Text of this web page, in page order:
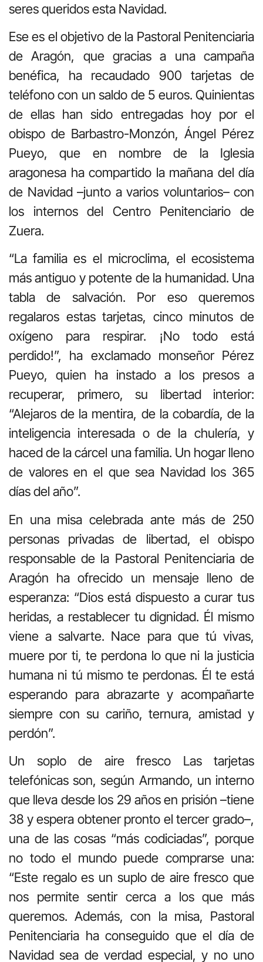
seres queridos esta Navidad.
Ese es el objetivo de la Pastoral Penitenciaria
de Aragón, que gracias a una campaña
benéfica, ha recaudado 900 tarjetas de
teléfono con un saldo de 5 euros. Quinientas
de ellas han sido entregadas hoy por el
obispo de Barbastro-Monzón, Ángel Pérez
Pueyo, que en nombre de la Iglesia
aragonesa ha compartido la mañana del día
de Navidad –junto a varios voluntarios– con
los internos del Centro Penitenciario de
Zuera.
“La familia es el microclima, el ecosistema
más antiguo y potente de la humanidad. Una
tabla de salvación. Por eso queremos
regalaros estas tarjetas, cinco minutos de
oxígeno para respirar. ¡No todo está
perdido!”, ha exclamado monseñor Pérez
Pueyo, quien ha instado a los presos a
recuperar, primero, su libertad interior:
“Alejaros de la mentira, de la cobardía, de la
inteligencia interesada o de la chulería, y
haced de la cárcel una familia. Un hogar lleno
de valores en el que sea Navidad los 365
días del año”.
En una misa celebrada ante más de 250
personas privadas de libertad, el obispo
responsable de la Pastoral Penitenciaria de
Aragón ha ofrecido un mensaje lleno de
esperanza: “Dios está dispuesto a curar tus
heridas, a restablecer tu dignidad. Él mismo
viene a salvarte. Nace para que tú vivas,
muere por ti, te perdona lo que ni la justicia
humana ni tú mismo te perdonas. Él te está
esperando para abrazarte y acompañarte
siempre con su cariño, ternura, amistad y
perdón”.
Un soplo de aire fresco Las tarjetas
telefónicas son, según Armando, un interno
que lleva desde los 29 años en prisión –tiene
38 y espera obtener pronto el tercer grado–,
una de las cosas “más codiciadas”, porque
no todo el mundo puede comprarse una:
“Este regalo es un suplo de aire fresco que
nos permite sentir cerca a los que más
queremos. Además, con la misa, Pastoral
Penitenciaria ha conseguido que el día de
Navidad sea de verdad especial, y no uno